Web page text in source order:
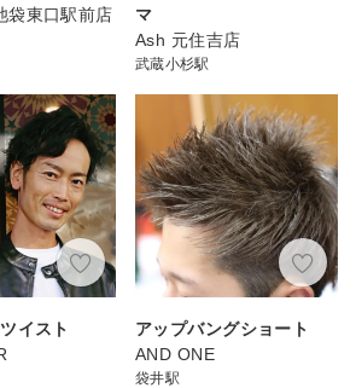
袋東口駅前店
マ
Ash 元住吉店
武蔵小杉駅
イスト
アップバングショート
AND ONE
袋井駅